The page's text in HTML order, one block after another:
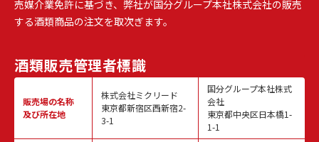
売媒介業免許に基づき、弊社が国分グループ本社株式会社の販売
する酒類商品の注文を取次ぎます。
酒類販売管理者標識
販売場の名称
及び所在地
株式会社ミクリード
東京都新宿区西新宿2-
3-1
国分グループ本社株式
会社
東京都中央区日本橋1-
1-1